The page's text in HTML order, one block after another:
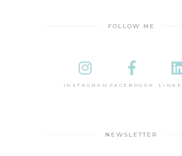
FOLLOW ME
INSTAGRAM FACEBOOOK
NEWSLETTER